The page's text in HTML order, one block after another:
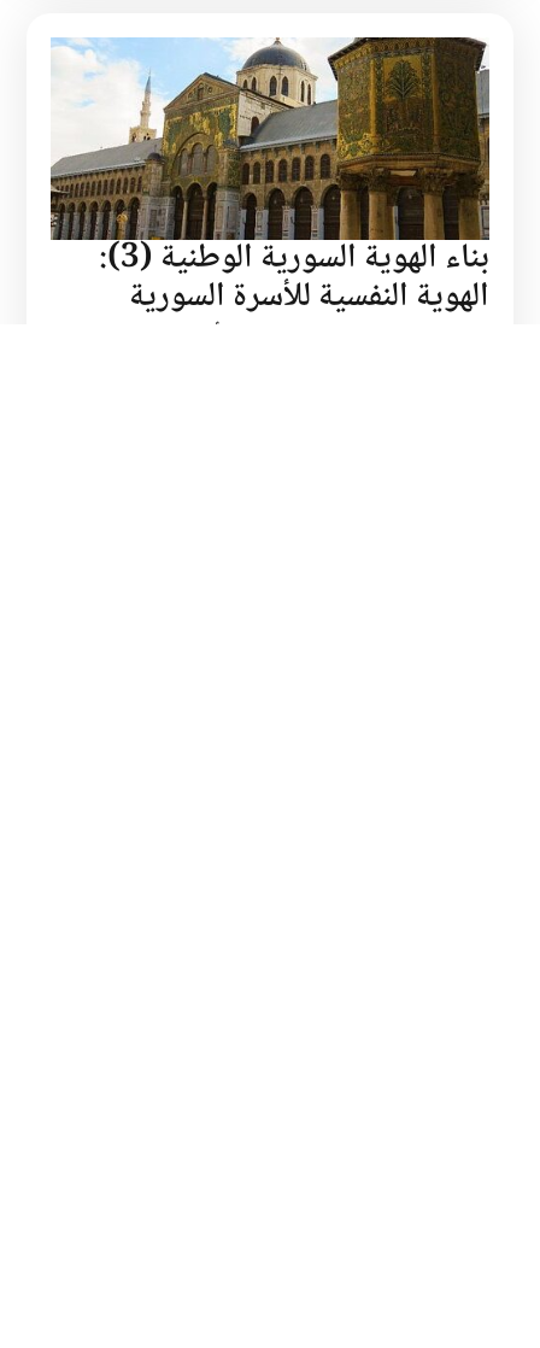
بناء الهوية السورية الوطنية (3):
الهوية النفسية للأسرة السورية
إعادة بناء الهوية النفسية للأسرة السورية بعد